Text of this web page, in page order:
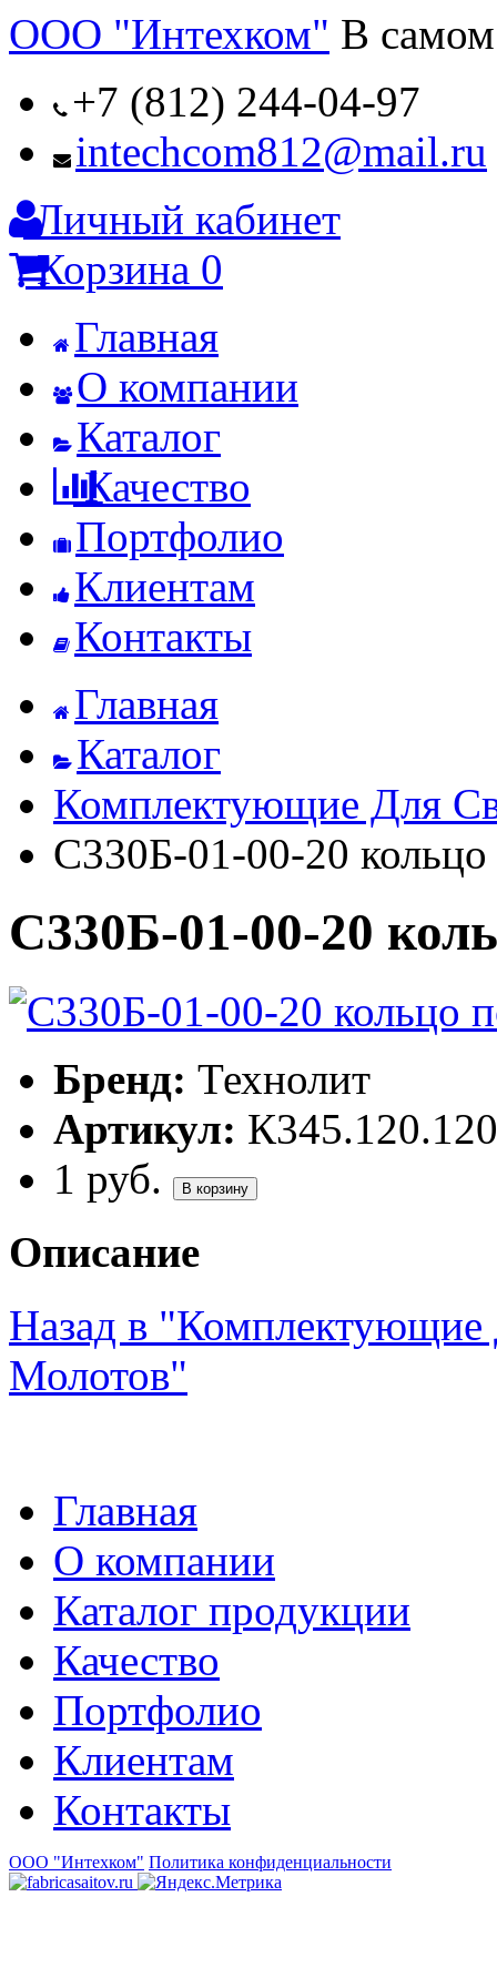
ООО "Интехком" В самом
+7 (812) 244-04-97
intechcom812@mail.ru
Личный кабинет
Корзина 0
Главная
О компании
Каталог
Качество
Портфолио
Клиентам
Контакты
Главная
Каталог
Комплектующие Для
С330Б-01-00-20
С330Б-01-00-20
Бренд: Технолит
Артикул:
1 руб. В корзину
Описание
Назад в
Молотов"
Главная
О компании
Каталог продукции
Качество
Портфолио
Клиентам
Контакты
ООО "Интехком" Политика конфиденциальности